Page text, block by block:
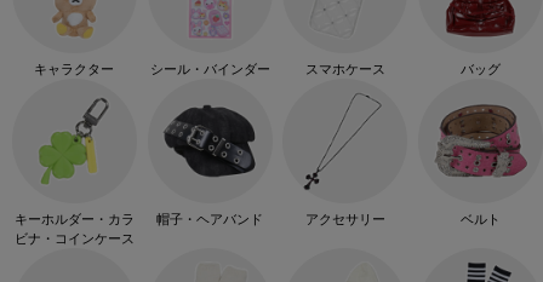
キャラクター シール・バインダー スマホケース バッグ
キーホルダー・カラ
ビナ・コインケース
帽子・ヘアバンド アクセサリー ベルト